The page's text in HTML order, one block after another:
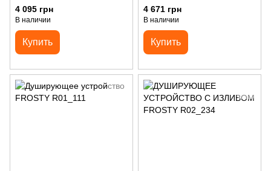
4 095 грн
В наличии
Купить
4 671 грн
В наличии
Купить